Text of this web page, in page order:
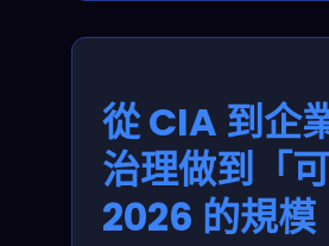
從 CIA 到企
治理做到「
2026 的規模